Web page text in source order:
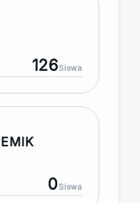
126Siswa
0Siswa